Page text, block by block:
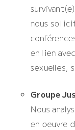
nous
en lien
sexuelles,
Groupe
Nous
en oeuvre